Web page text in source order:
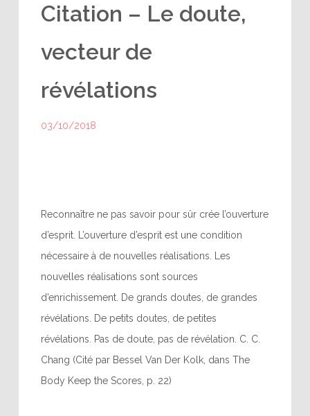
Citation – Le doute,
vecteur de
révélations
03/10/2018
Reconnaître ne pas savoir pour sûr crée l’ouverture
d’esprit. L’ouverture d’esprit est une condition
nécessaire à de nouvelles réalisations. Les
nouvelles réalisations sont sources
d’enrichissement. De grands doutes, de grandes
révélations. De petits doutes, de petites
révélations. Pas de doute, pas de révélation. C. C.
Chang (Cité par Bessel Van Der Kolk, dans The
Body Keep the Scores, p. 22)